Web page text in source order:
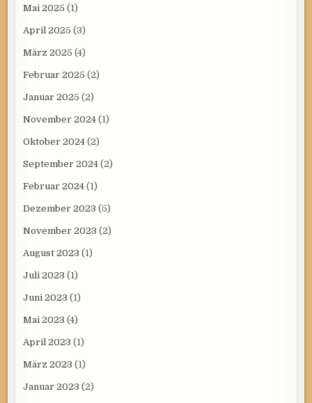
Mai 2025 (1)
April 2025 (3)
März 2025 (4)
Februar 2025 (2)
Januar 2025 (2)
November 2024 (1)
Oktober 2024 (2)
September 2024 (2)
Februar 2024 (1)
Dezember 2023 (5)
November 2023 (2)
August 2023 (1)
Juli 2023 (1)
Juni 2023 (1)
Mai 2023 (4)
April 2023 (1)
März 2023 (1)
Januar 2023 (2)